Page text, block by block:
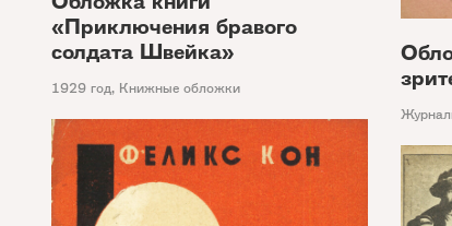
«Приключения бравого
солдата Швейка»
1929 год, Книжные обложки